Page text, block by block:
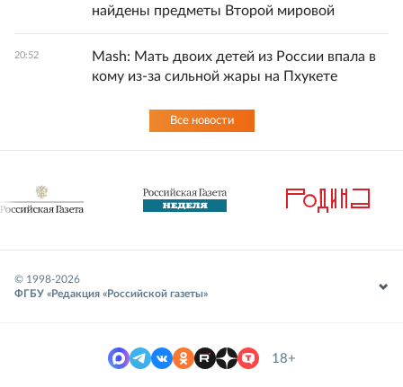
найдены предметы Второй мировой
20:52
Mash: Мать двоих детей из России впала в
кому из-за сильной жары на Пхукете
Все новости
© 1998-2026
ФГБУ «Редакция «Российской газеты»
18+